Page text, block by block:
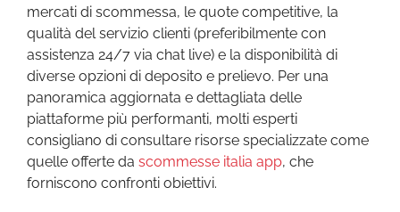
mercati di scommessa, le quote competitive, la
qualità del servizio clienti (preferibilmente con
assistenza 24/7 via chat live) e la disponibilità di
diverse opzioni di deposito e prelievo. Per una
panoramica aggiornata e dettagliata delle
piattaforme più performanti, molti esperti
consigliano di consultare risorse specializzate come
quelle offerte da scommesse italia app, che
forniscono confronti obiettivi.